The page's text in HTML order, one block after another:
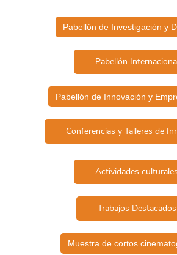
Pabellón de Investigación y
Pabellón
Pabellón de Innovación y
Conferencias y Talleres de
Actividades culturales
Trabajos Destacados
Muestra de cortos